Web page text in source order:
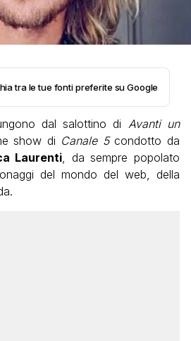
tra le tue fonti preferite su Google
dal salottino di Avanti un
show di Canale 5condotto da
Laurenti, da sempre popolato
del mondo del web, della